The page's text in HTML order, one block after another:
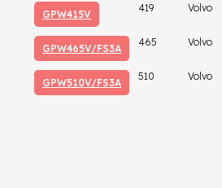
GPW415V
419 Volvo
GPW465V/FS3A
465 Volvo
GPW510V/FS3A
510 Volvo